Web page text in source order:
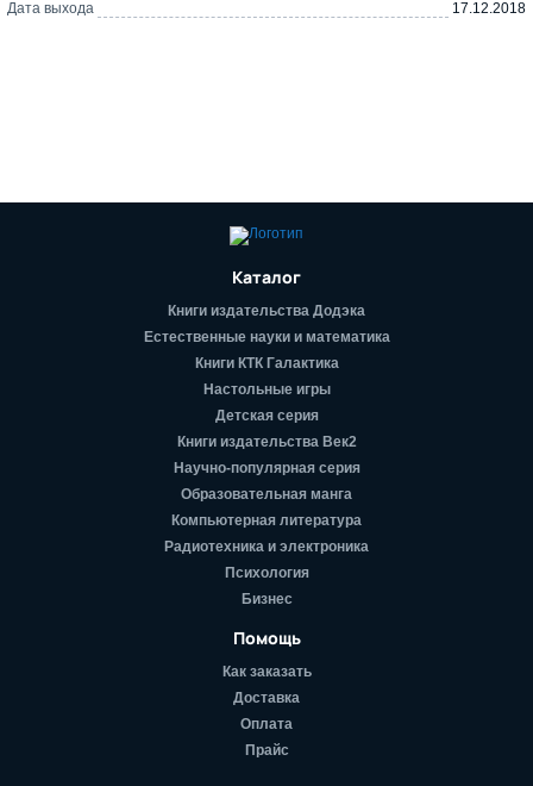
Дата выхода
17.12.2018
Каталог
Книги издательства Додэка
Естественные науки и математика
Книги КТК Галактика
Настольные игры
Детская серия
Книги издательства Век2
Научно-популярная серия
Образовательная манга
Компьютерная литература
Радиотехника и электроника
Психология
Бизнес
Помощь
Как заказать
Доставка
Оплата
Прайс